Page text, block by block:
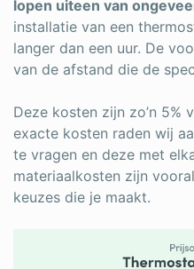
lopen uiteen van
installatie van een
langer dan een uur. De
van de afstand die de
Deze kosten zijn zo’n 5%
exacte kosten raden wij
te vragen en deze met
materiaalkosten zijn
keuzes die je maakt.